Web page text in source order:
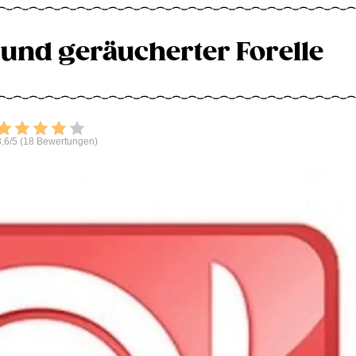
geräucherter Forelle
Bewerten
5 (18 Bewertungen)